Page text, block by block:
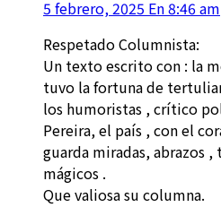
5 febrero, 2025 En 8:46 am
Respetado Columnista:
Un texto escrito con : la
tuvo la fortuna de
los humoristas , crítico
Pereira, el país , con el
guarda miradas, abrazos
mágicos .
Que valiosa su columna.